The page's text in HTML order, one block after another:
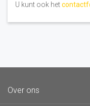
U kunt ook het
Over ons